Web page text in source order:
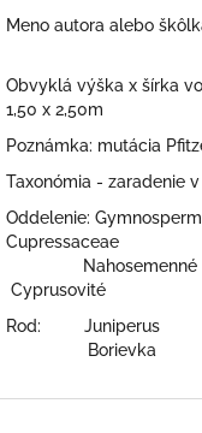
Meno autora alebo
Obvyklá výška x šírka
1,50 x 2,50m
Poznámka: mutácia
Taxonómia - zaradenie
Oddelenie:
Cupressaceae
Cyprusovité
Rod: Juniperus
Borievka